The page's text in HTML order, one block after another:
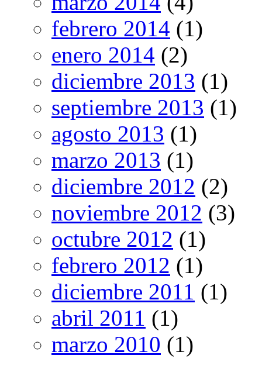
febrero 2014 (1)
enero 2014 (2)
diciembre 2013 (1)
septiembre 2013 (1)
agosto 2013 (1)
marzo 2013 (1)
diciembre 2012 (2)
noviembre 2012 (3)
octubre 2012 (1)
febrero 2012 (1)
diciembre 2011 (1)
abril 2011 (1)
marzo 2010 (1)